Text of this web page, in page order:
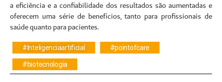
a eficiência e a confiabilidade dos resultados são aumentadas e
oferecem uma série de benefícios, tanto para profissionais de
saúde quanto para pacientes.
#Inteligenciaartificial #pointofcare
#biotecnologia